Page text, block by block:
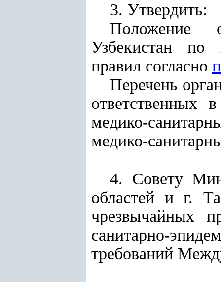
3. Утвердить:
Положение
Узбекистан по
правил согласно
Перечень
ответственных
медико-
медико-
4. Совету
областей и г.
чрезвычайных
санитарно-
требований